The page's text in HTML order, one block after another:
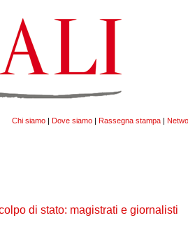
Chi siamo | Dove siamo | Rassegna stampa |
di stato: magistrati e giornalisti